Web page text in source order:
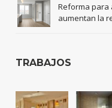
Reforma para
aumentan la
TRABAJOS